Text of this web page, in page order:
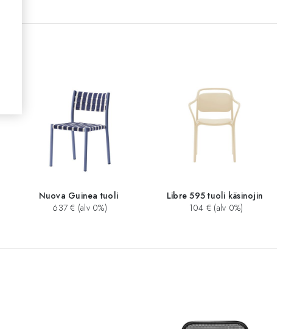
Nuova Guinea tuoli
637 € (alv 0%)
Libre 595 tuoli käsinojin
104 € (alv 0%)